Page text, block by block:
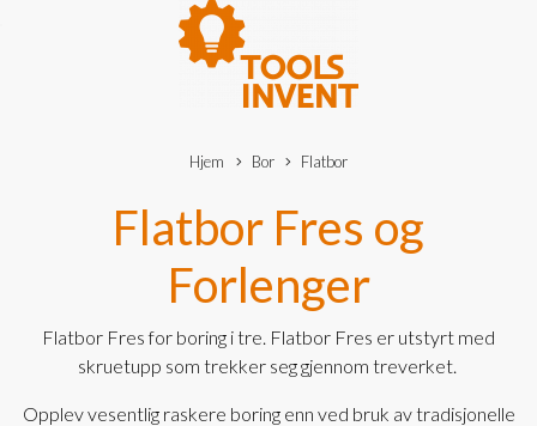
Hjem Bor Flatbor
Flatbor Fres og
Forlenger
Flatbor Fres for boring i tre. Flatbor Fres er utstyrt med
skruetupp som trekker seg gjennom treverket.
Opplev vesentlig raskere boring enn ved bruk av tradisjonelle